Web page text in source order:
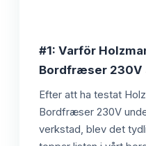
#1: Varför
Bordfræser 230V
Efter att ha testat
Bordfræser 230V
verkstad, blev det